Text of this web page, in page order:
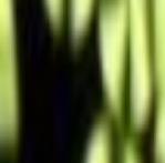
Golang para web